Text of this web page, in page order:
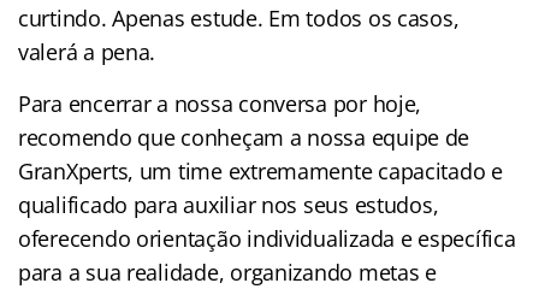
curtindo. Apenas estude. Em todos os casos,
valerá a pena.
Para encerrar a nossa conversa por hoje,
recomendo que conheçam a nossa equipe de
GranXperts, um time extremamente capacitado e
qualificado para auxiliar nos seus estudos,
oferecendo orientação individualizada e específica
para a sua realidade, organizando metas e